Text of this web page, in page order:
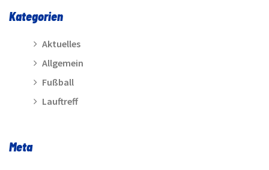
Kategorien
Aktuelles
Allgemein
Fußball
Lauftreff
Meta